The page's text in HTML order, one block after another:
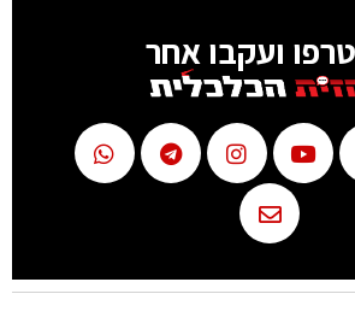
ועקבו אחר